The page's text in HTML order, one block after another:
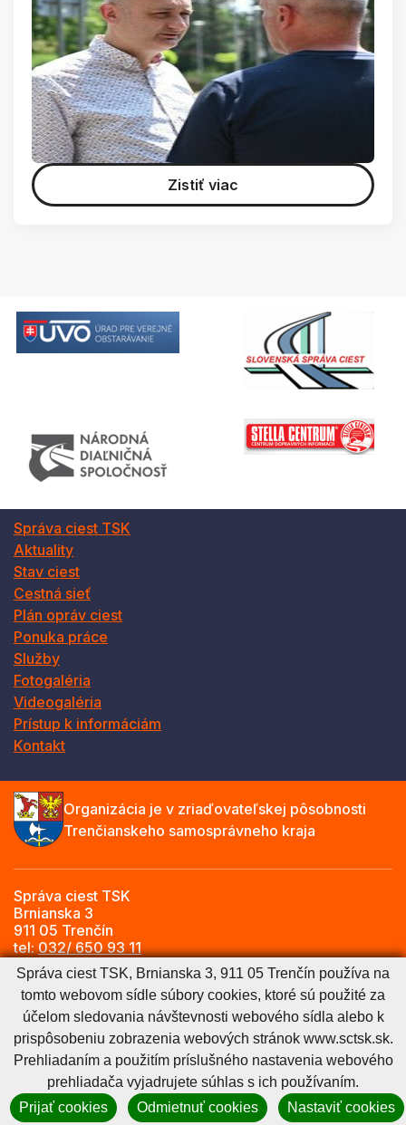
Zistiť viac
Správa ciest TSK
Aktuality
Stav ciest
Cestná sieť
Plán opráv ciest
Ponuka práce
Služby
Fotogaléria
Videogaléria
Prístup k informáciám
Kontakt
Organizácia je v zriaďovateľskej pôsobnosti
Trenčianskeho samosprávneho kraja
Správa ciest TSK
Brnianska 3
911 05 Trenčín
tel:032/ 650 93 11
e-mail:
info@sctsk.sk
Zásady spracúvania osobných údajovCookies nastavenie
Cookies - viac informáciíVyhlásenie o prístupnosti
Technický prevádzkovateľSprávca obsahu
GenerujeCMS BUXUS
Správa ciest TSK, Brnianska 3, 911 05 Trenčín používa na
tomto webovom sídle súbory cookies, ktoré sú použité za
účelom sledovania návštevnosti webového sídla alebo k
prispôsobeniu zobrazenia webových stránok www.sctsk.sk.
Prehliadaním a použitím príslušného nastavenia webového
prehliadača vyjadrujete súhlas s ich používaním.
Prijať cookies
Odmietnuť cookies Nastaviť cookies